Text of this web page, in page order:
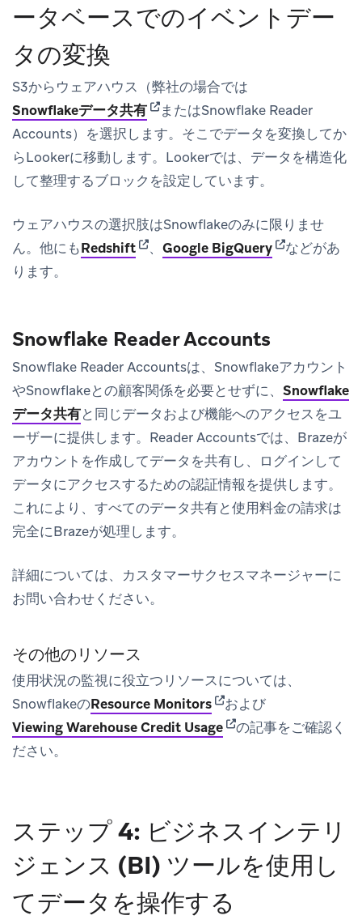
ータベースでのイベントデー
タの変換
S3からウェアハウス（弊社の場合では
Snowflakeデータ共有(opens in new tab)
またはSnowflake Reader
Accounts）を選択します。そこでデータを変換してか
らLookerに移動します。Lookerでは、データを構造化
して整理するブロックを設定しています。
ウェアハウスの選択肢はSnowflakeのみに限りませ
ん。他にもRedshift(opens in new tab)
、 Google BigQuery(opens in new
などがあ
ります。
Snowflake Reader Accounts
Snowflake Reader Accountsは、Snowflakeアカウント
やSnowflakeとの顧客関係を必要とせずに、 Snowflake
データ共有と同じデータおよび機能へのアクセスをユ
ーザーに提供します。Reader Accountsでは、Brazeが
アカウントを作成してデータを共有し、ログインして
データにアクセスするための認証情報を提供します。
これにより、すべてのデータ共有と使用料金の請求は
完全にBrazeが処理します。
詳細については、カスタマーサクセスマネージャーに
お問い合わせください。
その他のリソース
使用状況の監視に役立つリソースについては、
SnowflakeのResource Monitors(opens in new tab)
および
Viewing Warehouse Credit Usage(opens in new tab)
の記事をご確認く
ださい。
ステップ 4: ビジネスインテリ
ジェンス (BI) ツールを使用し
てデータを操作する